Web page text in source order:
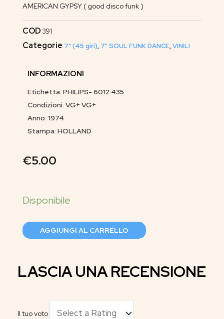
AMERICAN GYPSY ( good disco funk )
COD 391
Categorie 7" (45 giri), 7" SOUL FUNK DANCE,VINILI
INFORMAZIONI
Etichetta: PHILIPS- 6012 435
Condizioni: VG+ VG+
Anno: 1974
Stampa: HOLLAND
€5.00
AGGIUNGI AL CARRELLO
LASCIA UNA RECENSIONE
Il tuo voto